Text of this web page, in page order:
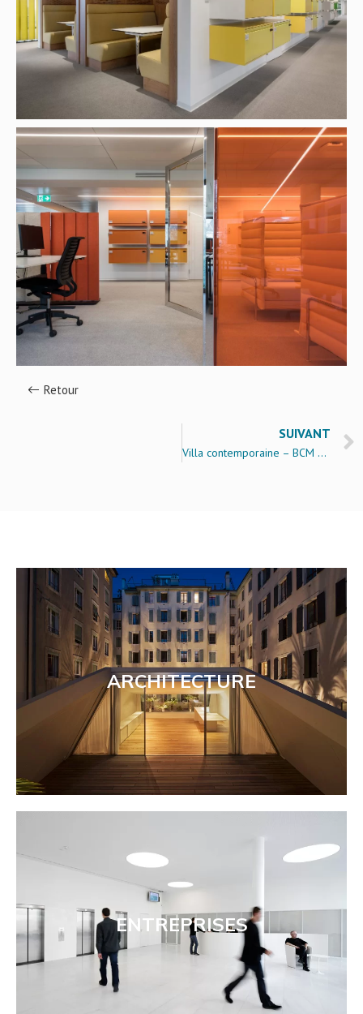
Retour
SUIVANT
Villa contemporaine – BCM Architectes
ARCHITECTURE
ENTREPRISES